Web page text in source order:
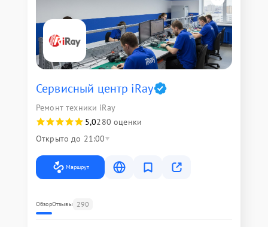
Сервисный центр iRay
Ремонт техники iRay
5,0280 оценки
Открыто до 21:00
Маршрут
ОбзорОтзывы 290